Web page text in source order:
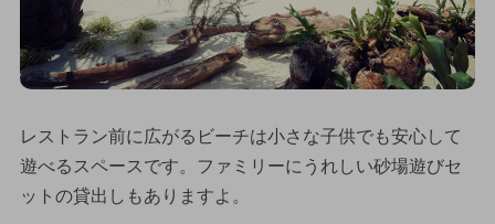
レストラン前に広がるビーチは小さな子供でも安心して
遊べるスペースです。ファミリーにうれしい砂場遊びセ
ットの貸出しもありますよ。